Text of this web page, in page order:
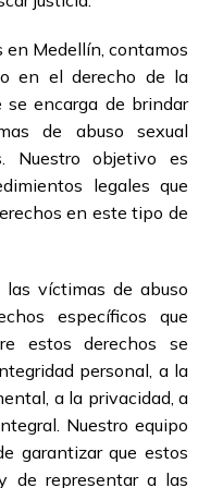
en Medellín, contamos
en el derecho de la
se encarga de brindar
de abuso sexual
Nuestro objetivo es
legales que
en este tipo de
víctimas de abuso
específicos que
estos derechos se
personal, a la
a la privacidad, a
Nuestro equipo
garantizar que estos
de representar a las